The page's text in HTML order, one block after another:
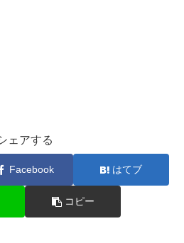
ェアする
Facebook はてブ
コピー